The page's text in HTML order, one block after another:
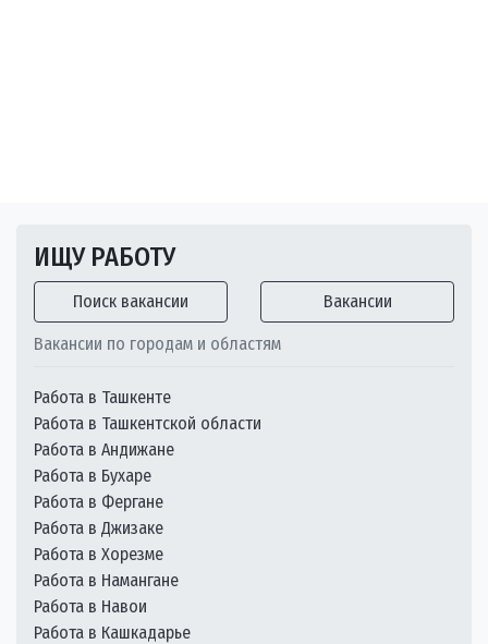
ИЩУ РАБОТУ
Поиск вакансии Вакансии
Вакансии по городам и областям
Работа в Ташкенте
Работа в Ташкентской области
Работа в Андижане
Работа в Бухаре
Работа в Фергане
Работа в Джизаке
Работа в Хорезме
Работа в Намангане
Работа в Навои
Работа в Кашкадарье